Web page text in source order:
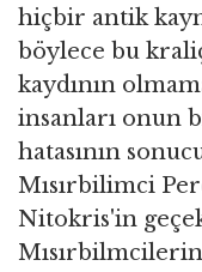
hiçbir antik
böylece bu
kaydının
insanları onun
hatasının
Mısırbilimci
Nitokris'in